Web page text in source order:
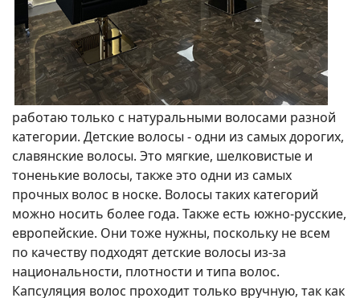
работаю только с натуральными волосами разной
категории. Детские волосы - одни из самых дорогих,
славянские волосы. Это мягкие, шелковистые и
тоненькие волосы, также это одни из самых
прочных волос в носке. Волосы таких категорий
можно носить более года. Также есть южно-русские,
европейские. Они тоже нужны, поскольку не всем
по качеству подходят детские волосы из-за
национальности, плотности и типа волос.
Капсуляция волос проходит только вручную, так как